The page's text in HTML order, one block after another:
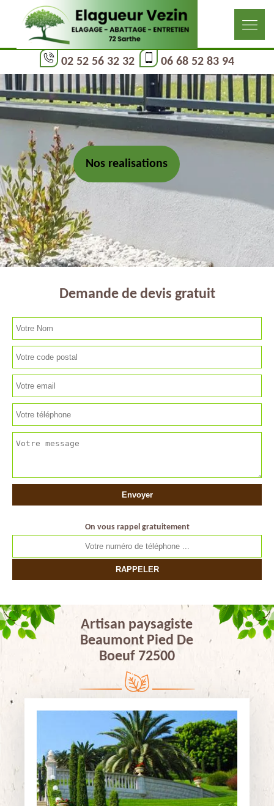
02 52 56 32 32 06 68 52 83 94
Nos realisations
Demande de devis gratuit
On vous rappel gratuitement
Artisan paysagiste
Beaumont Pied De
Boeuf 72500